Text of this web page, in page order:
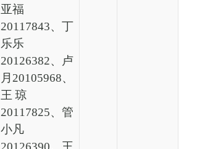
亚福
20117843、丁
乐乐
20126382、卢
月20105968、
王 琼
20117825、管
小凡